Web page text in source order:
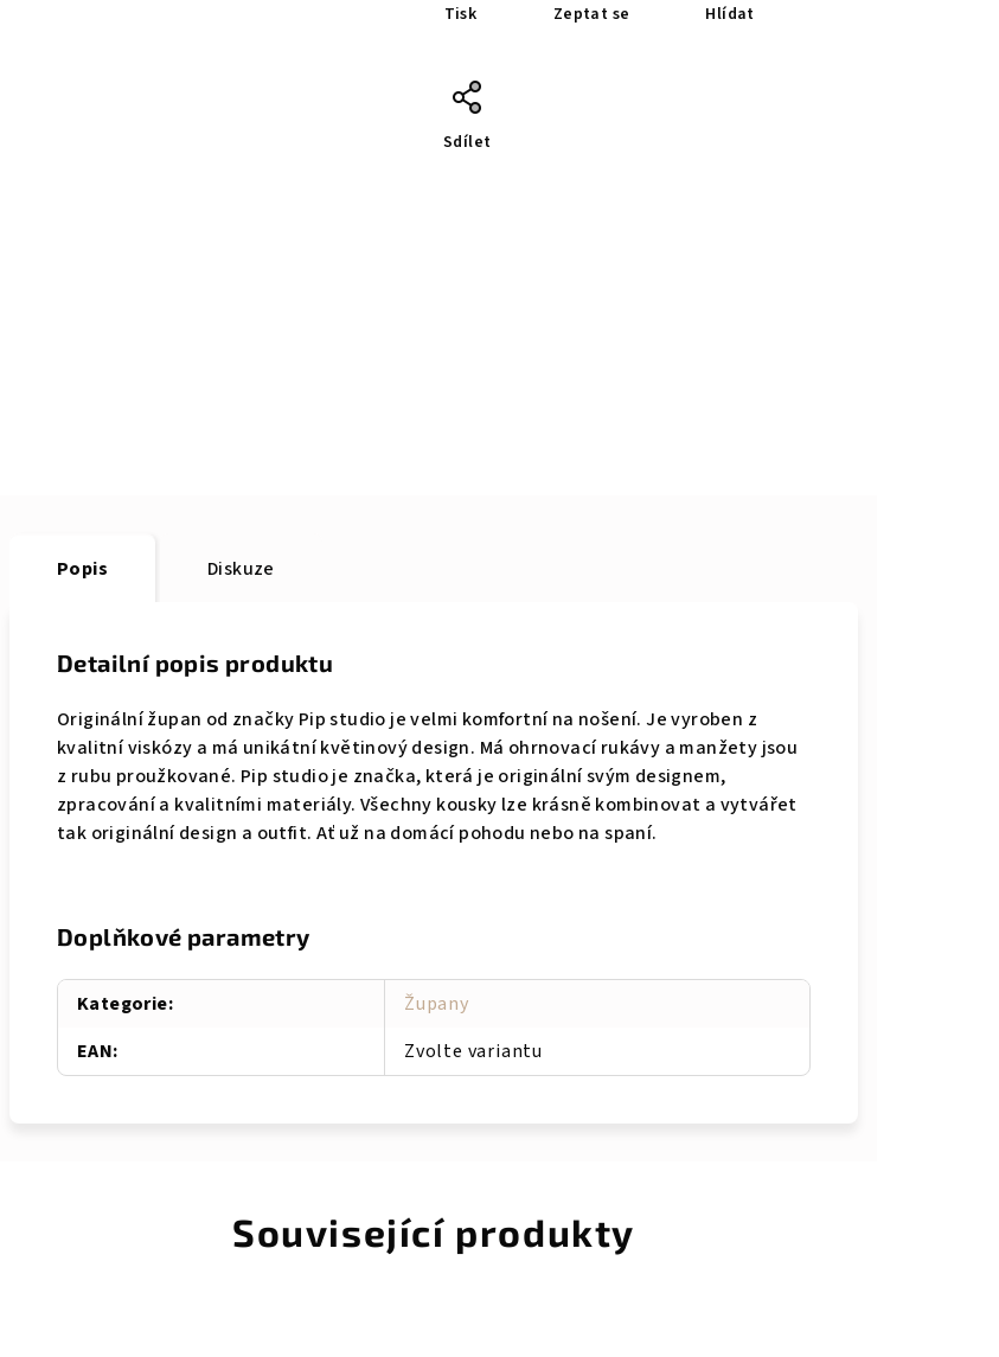
Tisk Zeptat se Hlídat
Sdílet
Popis Diskuze
Detailní popis produktu
Originální župan od značky Pip studio je velmi komfortní na nošení. Je vyroben z
kvalitní viskózy a má unikátní květinový design. Má ohrnovací rukávy a manžety jsou
z rubu proužkované. Pip studio je značka, která je originální svým designem,
zpracování a kvalitními materiály. Všechny kousky lze krásně kombinovat a vytvářet
tak originální design a outfit. Ať už na domácí pohodu nebo na spaní.
Doplňkové parametry
Kategorie:
Župany
EAN: Zvolte variantu
Související produkty